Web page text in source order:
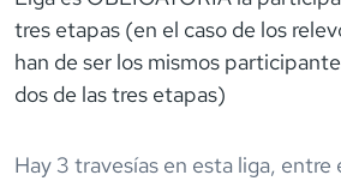
tres etapas (en el caso de los
han de ser los mismos
dos de las tres etapas)
Hay 3 travesías en esta liga, entre